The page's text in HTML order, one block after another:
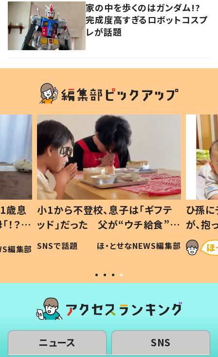
家の中を歩くのはガンダム!?
完成度高すぎるロボットコスプ
レが話題
歳息
？」
編集部
小1から不登校、息子は「ギフテ
ッド」だった 父が“ウチ給食”を
作り続ける理由とは #令和の親
#令和の子
SNSで話題 ほ・とせなNEWS編集部
ひ孫
が、
「涙が
い」
ニュース SNS